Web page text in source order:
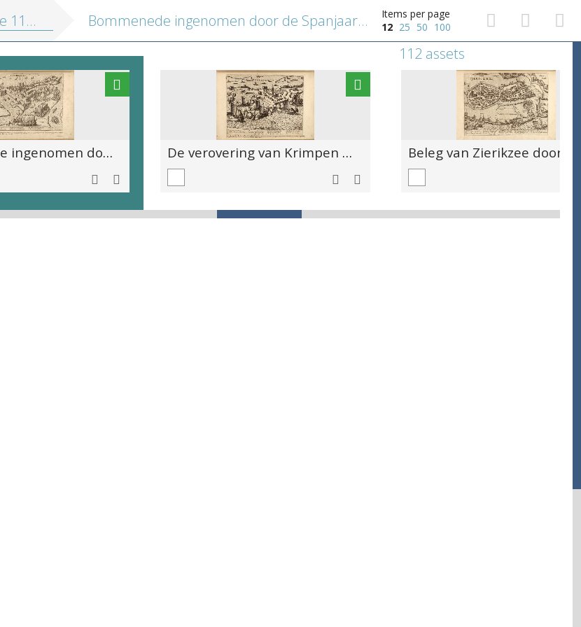
et plus tard jusqu'en l'année 1579 Bommenede ingenomen door de Spanjaarden, 28 september 1575
Items per page
12 25 50 100
112 assets
Bommenede ingenomen door de Spanjaarden, 28 september 1575 De verovering van Krimpen aan de Lek door de Prins van Oranje, 21 februari 1576